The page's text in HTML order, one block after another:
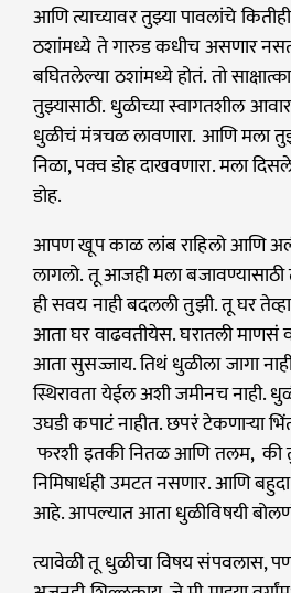
आणि त्याच्यावर तुझ्या पावलांचे
ठशांमध्ये ते गारुड कधीच असणार
बघितलेल्या ठशांमध्ये होतं. तो
तुझ्यासाठी. धुळीच्या स्वागतशील
धुळीचं मंत्रचळ लावणारा. आणि मला
निळा, पक्व डोह दाखवणारा. मला
डोह.
आपण खूप काळ लांब राहिलो आणि
लागलो. तू आजही मला बजावण्यासाठी
ही सवय नाही बदलली तुझी. तू घर
आता घर वाढवतीयेस. घरातली
आता सुसज्जाय. तिथं धुळीला जागा
स्थिरावता येईल अशी जमीनच नाही.
उघडी कपाटं नाहीत. छपरं टेकणाऱ्या
फरशी इतकी नितळ आणि तलम, की
निमिषार्धही उमटत नसणार. आणि
आहे. आपल्यात आता धुळीविषयी
त्यावेळी तू धुळीचा विषय संपवलास,